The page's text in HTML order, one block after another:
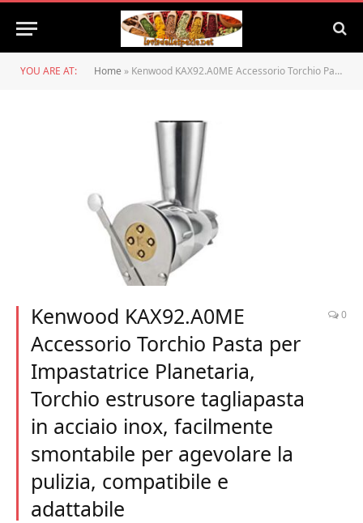
YOU ARE AT: Home » Kenwood KAX92.A0ME Accessorio Torchio Pasta per Impastatrice Planetaria, Torchio estrusore tagliapasta in acciaio inox, facilmente smontabile per agevolare la pulizia, compatibile e adattabile
Kenwood KAX92.A0ME
Accessorio Torchio Pasta per
Impastatrice Planetaria,
Torchio estrusore tagliapasta
in acciaio inox, facilmente
smontabile per agevolare la
pulizia, compatibile e
adattabile
0